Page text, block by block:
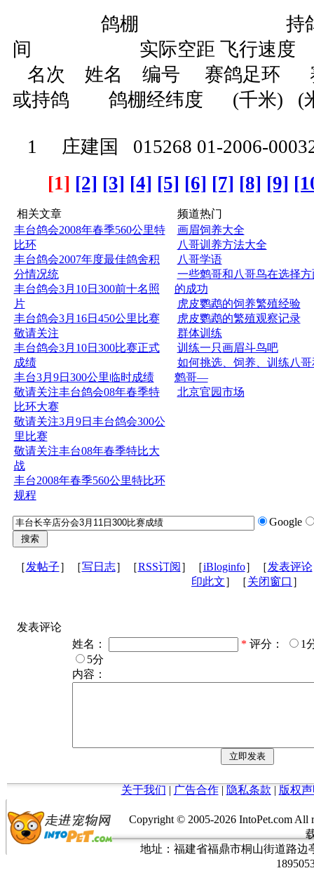
鸽棚 持鸽钟
间 实际空距 飞行速度
名次 姓名 编号 赛鸽足环
或持鸽 鸽棚经纬度 (千米) (
1 庄建国 015268 01-2006-
[1] [2] [3] [4] [5] [6] [7] [8] [9]
相关文章
丰台鸽会2008年春季560公里特
比环
丰台鸽会2007年度最佳鸽舍积
分情况统
丰台鸽会3月10日300前十名照
片
丰台鸽会3月16日450公里比赛
敬请关注
丰台鸽会3月10日300比赛正式
成绩
丰台3月9日300公里临时成绩
敬请关注丰台鸽会08年春季特
比环大赛
敬请关注3月9日丰台鸽会300公
里比赛
敬请关注丰台08年春季特比大
战
丰台2008年春季560公里特比环
规程
频道热门
画眉饲养大全
八哥训养方法大全
八哥学语
一些鹩哥和八哥鸟在选择方
的成功
虎皮鹦鹉的饲养繁殖经验
虎皮鹦鹉的繁殖观察记录
群体训练
训练一只画眉斗鸟吧
如何挑选、饲养、训练八哥
鹩哥—
北京官园市场
Google
［发帖子］［写日志］［RSS订阅 ］［iBloginfo］［发表评论
印此文］［关闭窗口 ］
发表评论
姓名：
* 评分：
1
5分
内容：
关于我们 | 广告合作| 隐私条款 | 版权
Copyright © 2005-2026 IntoPet.com
地址：福建省福鼎市桐山街道路边